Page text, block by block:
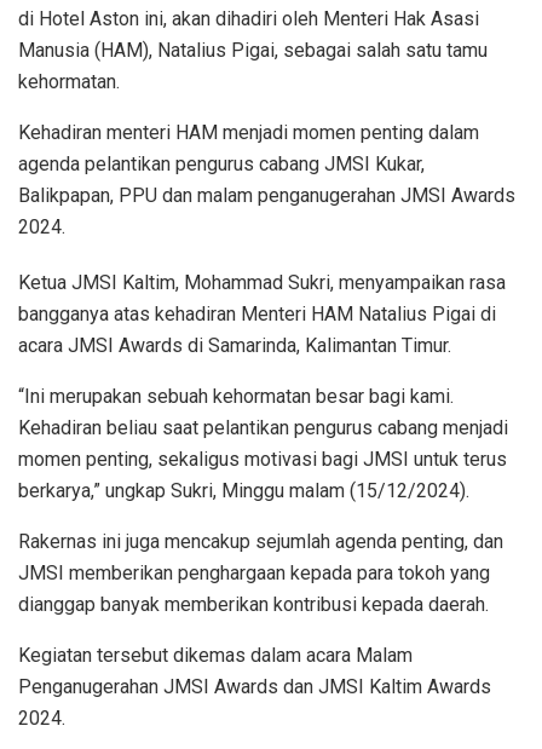
di Hotel Aston ini, akan dihadiri oleh Menteri Hak Asasi
Manusia (HAM), Natalius Pigai, sebagai salah satu tamu
kehormatan.
Kehadiran menteri HAM menjadi momen penting dalam
agenda pelantikan pengurus cabang JMSI Kukar,
Balikpapan, PPU dan malam penganugerahan JMSI Awards
2024.
Ketua JMSI Kaltim, Mohammad Sukri, menyampaikan rasa
bangganya atas kehadiran Menteri HAM Natalius Pigai di
acara JMSI Awards di Samarinda, Kalimantan Timur.
“Ini merupakan sebuah kehormatan besar bagi kami.
Kehadiran beliau saat pelantikan pengurus cabang menjadi
momen penting, sekaligus motivasi bagi JMSI untuk terus
berkarya,” ungkap Sukri, Minggu malam (15/12/2024).
Rakernas ini juga mencakup sejumlah agenda penting, dan
JMSI memberikan penghargaan kepada para tokoh yang
dianggap banyak memberikan kontribusi kepada daerah.
Kegiatan tersebut dikemas dalam acara Malam
Penganugerahan JMSI Awards dan JMSI Kaltim Awards
2024.